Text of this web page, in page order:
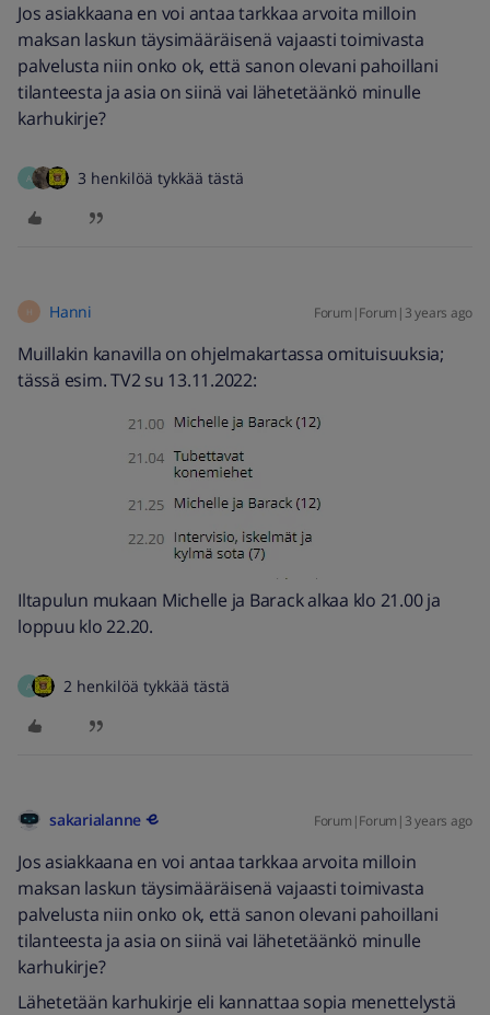
Jos asiakkaana en voi antaa tarkkaa arvoita milloin
maksan laskun täysimääräisenä vajaasti toimivasta
palvelusta niin onko ok, että sanon olevani pahoillani
tilanteesta ja asia on siinä vai lähetetäänkö minulle
karhukirje?
A 3 henkilöä tykkää tästä
H Hanni Forum|Forum|3 years ago
Muillakin kanavilla on ohjelmakartassa omituisuuksia;
tässä esim. TV2 su 13.11.2022:
Iltapulun mukaan Michelle ja Barack alkaa klo 21.00 ja
loppuu klo 22.20.
A 2 henkilöä tykkää tästä
sakarialanne Forum|Forum|3 years ago
Jos asiakkaana en voi antaa tarkkaa arvoita milloin
maksan laskun täysimääräisenä vajaasti toimivasta
palvelusta niin onko ok, että sanon olevani pahoillani
tilanteesta ja asia on siinä vai lähetetäänkö minulle
karhukirje?
Lähetetään karhukirje eli kannattaa sopia menettelystä